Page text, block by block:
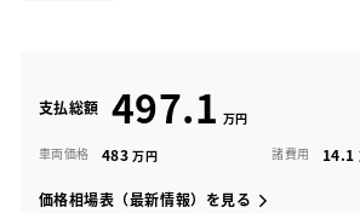
支払総額 497.1
車両価格 483 諸費用 14.1
価格相場表（最新情報）を見る